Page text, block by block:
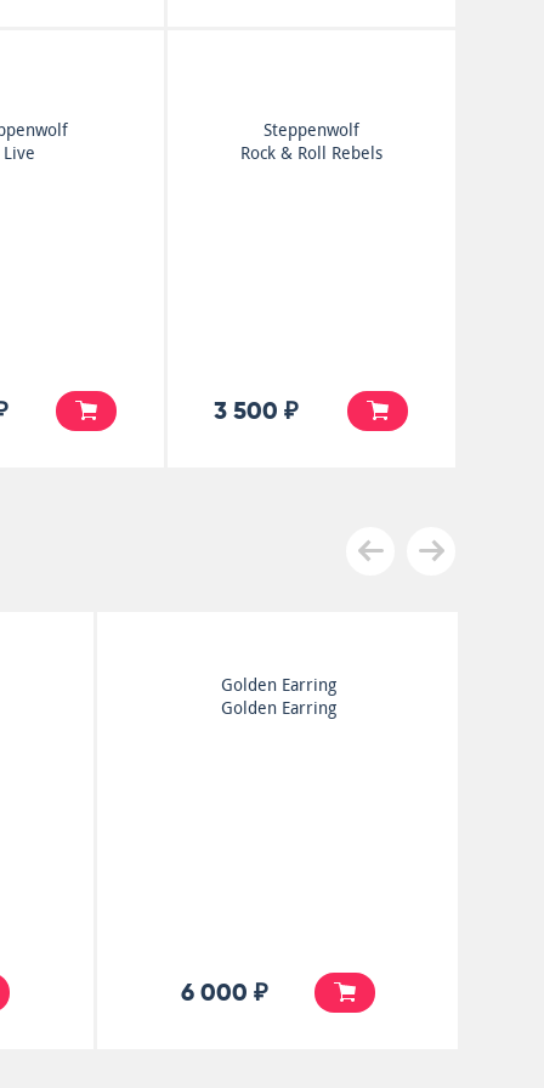
Live
Steppenwolf
Rock & Roll Rebels
3 500 ₽
Styx
The Serpent Is Rising
10 000 ₽